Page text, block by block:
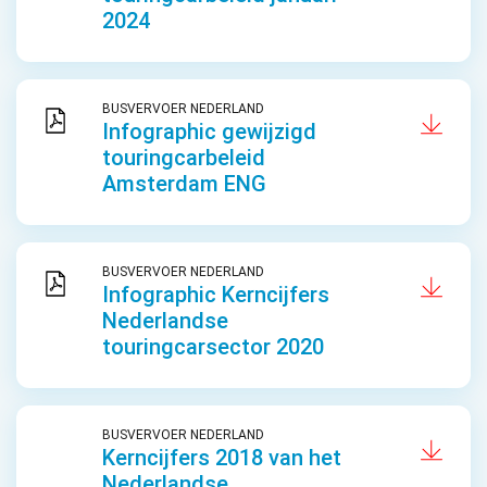
2024
BUSVERVOER NEDERLAND
Infographic gewijzigd
touringcarbeleid
Amsterdam ENG
BUSVERVOER NEDERLAND
Infographic Kerncijfers
Nederlandse
touringcarsector 2020
BUSVERVOER NEDERLAND
Kerncijfers 2018 van het